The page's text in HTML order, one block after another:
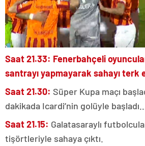
Saat 21.33: Fenerbahçeli
santrayı yapmayarak sahayı terk
Saat 21.30: Süper Kupa maçı
dakikada Icardi’nin golüyle başladı…
Saat 21.15: Galatasaraylı
tişörtleriyle sahaya çıktı.